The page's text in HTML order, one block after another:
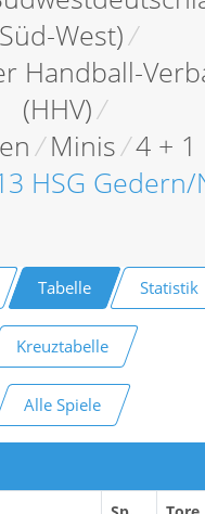
West)/
Handball-
(HHV)/
/ Minis/4 + 1
HSG
Tabelle Statistik
Kreuztabelle
Alle Spiele